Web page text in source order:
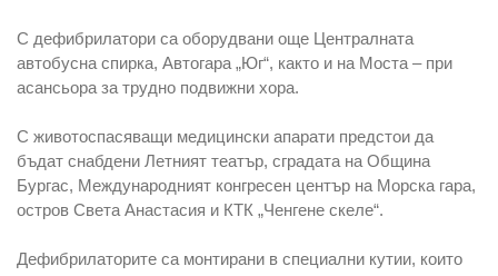
С дефибрилатори са оборудвани още Централната
автобусна спирка, Автогара „Юг“, както и на Моста – при
асансьора за трудно подвижни хора.
С животоспасяващи медицински апарати предстои да
бъдат снабдени Летният театър, сградата на Община
Бургас, Международният конгресен център на Морска гара,
остров Света Анастасия и КТК „Ченгене скеле“.
Дефибрилаторите са монтирани в специални кутии, които